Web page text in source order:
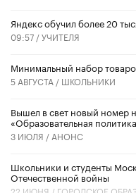
​Яндекс обучил более 20
09:57 /УЧИТЕЛЯ
Минимальный набор
5 АВГУСТА / ШКОЛЬНИКИ
Вышел в свет новый номер
«Образовательная
3 ИЮЛЯ / АНОНС
Школьники и студенты
Отечественной войны